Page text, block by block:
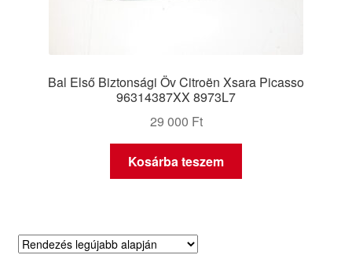
Bal Első Biztonsági Öv Citroën Xsara Picasso
96314387XX 8973L7
29 000 Ft
Kosárba teszem